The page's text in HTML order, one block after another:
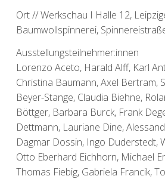
Ort // Werkschau I Halle 12,
Baumwollspinnerei,
Ausstellungsteilnehmer:innen
Lorenzo Aceto, Harald Alff, Karl
Christina Baumann, Axel Bertram,
Beyer-Stange, Claudia Biehne,
Böttger, Barbara Burck, Frank
Dettmann, Lauriane Dine,
Dagmar Dossin, Ingo Duderstedt,
Otto Eberhard Eichhorn, Michael
Thomas Fiebig, Gabriela Francik,